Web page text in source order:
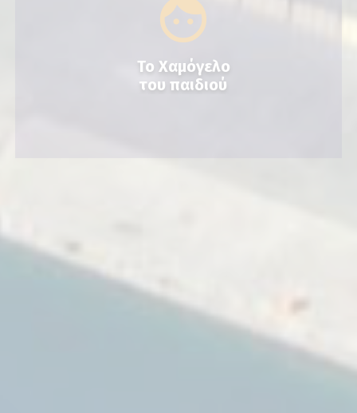
Το Χαμόγελο
του παιδιού